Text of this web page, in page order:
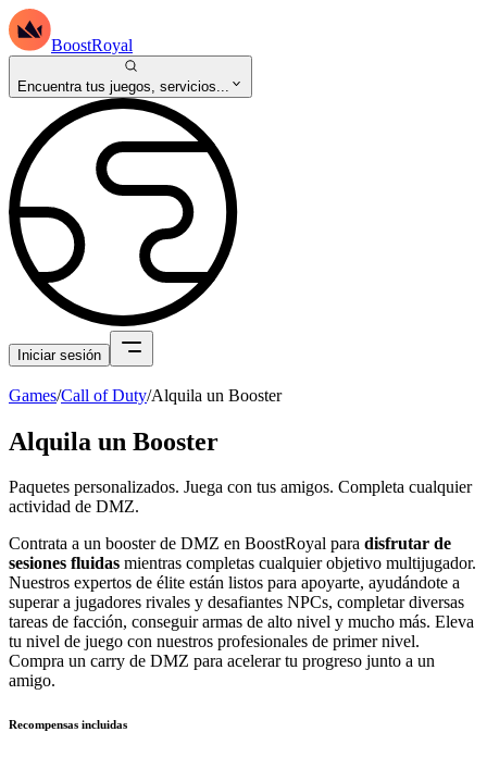
BoostRoyal
Encuentra tus juegos, servicios...
Iniciar sesión
Games/Call of Duty/Alquila un Booster
Alquila un Booster
Paquetes personalizados. Juega con tus amigos. Completa cualquier
actividad de DMZ.
Contrata a un booster de DMZ en BoostRoyal para disfrutar de
sesiones fluidas mientras completas cualquier objetivo multijugador.
Nuestros expertos de élite están listos para apoyarte, ayudándote a
superar a jugadores rivales y desafiantes NPCs, completar diversas
tareas de facción, conseguir armas de alto nivel y mucho más. Eleva
tu nivel de juego con nuestros profesionales de primer nivel.
Compra un carry de DMZ para acelerar tu progreso junto a un
amigo.
Recompensas incluidas